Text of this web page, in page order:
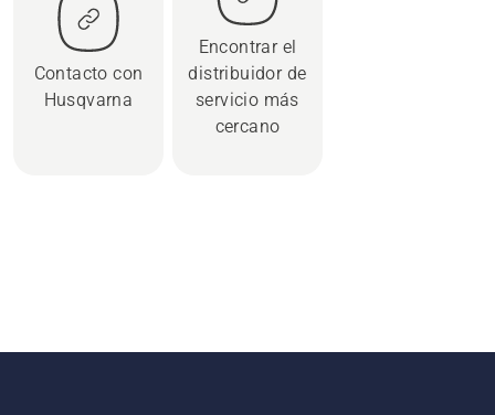
Contacto con
Husqvarna
Encontrar el
distribuidor de
servicio más
cercano